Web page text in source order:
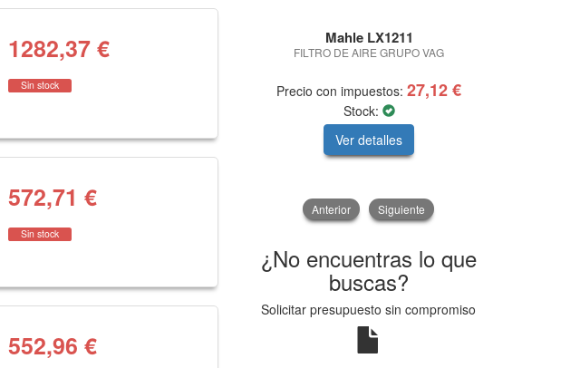
1282,37€
Sin stock
572,71 €
Sin stock
552,96 €
Mahle LX1211
FILTRO DE AIRE GRUPO VAG
Precio con impuestos: 27,12 €
Stock:
Ver detalles
Anterior Siguiente
¿No encuentras lo que
buscas?
Solicitar presupuesto sin compromiso